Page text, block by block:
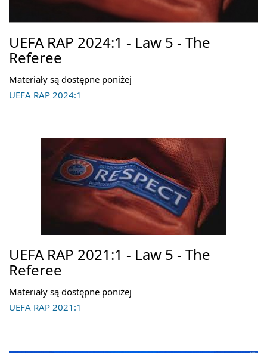
UEFA RAP 2024:1 - Law 5 - The
Referee
Materiały są dostępne poniżej
UEFA RAP 2024:1
UEFA RAP 2021:1 - Law 5 - The
Referee
Materiały są dostępne poniżej
UEFA RAP 2021:1